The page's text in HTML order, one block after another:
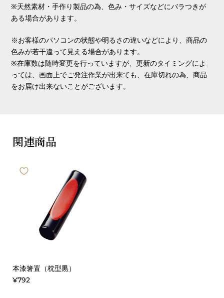
※天然素材・手作り製品の為、色み・サイズなどにバラつきが
ある場合があります。
※お客様のパソコンの状態や明るさの違いなどにより、商品の
色みが若干違って見える場合があります。
※在庫数は随時変更を行っていますが、更新のタイミングによ
っては、画面上でご発注作業が出来ても、在庫切れの為、商品
をお届け出来ないことがございます。
関連商品
本漆箸置（枕型黒）
¥792